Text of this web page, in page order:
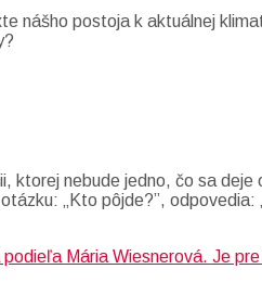
nášho postoja k aktuálnej
ktorej nebude jedno, čo sa
„Kto pôjde?”, odpovedia: